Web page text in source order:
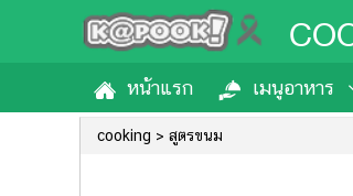
หน้าแรก เมนูอาหาร
cooking สูตรขนม